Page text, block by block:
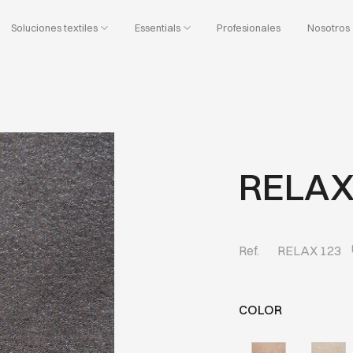
Soluciones textiles Essentials Profesionales Nosotros
Ref. RELAX 123
COLOR